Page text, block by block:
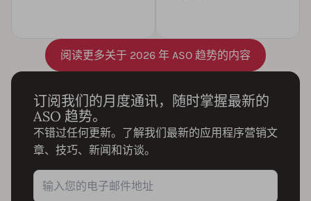
阅读更多关于 2026 年 ASO 趋势的内容
订阅我们的月度通讯，随时掌握最新的
ASO 趋势。
不错过任何更新。了解我们最新的应用程序营销文
章、技巧、新闻和访谈。